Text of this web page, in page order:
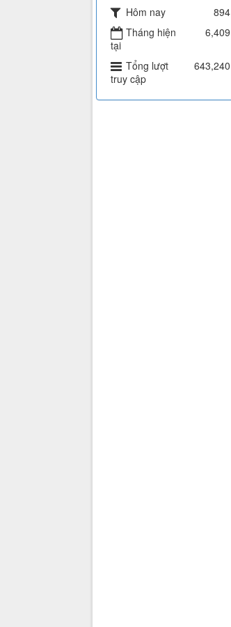
Hôm nay
894
Tháng hiện
tại
6,409
Tổng lượt
truy cập
643,240